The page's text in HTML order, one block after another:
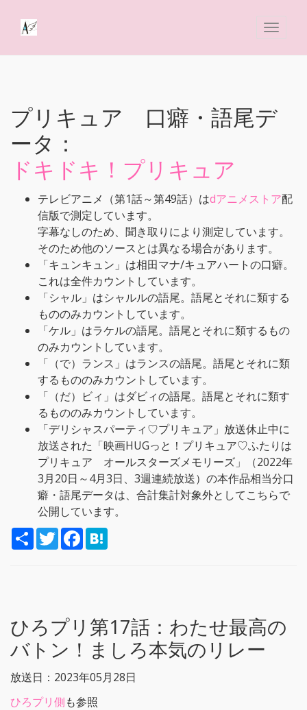
プリキュア 口癖・語尾デ
ータ：
ドキドキ！プリキュア
テレビアニメ（第1話～第49話）はdアニメストア配
信版で測定しています。
字幕なしのため、聞き取りにより測定しています。
そのため他のソースとは異なる場合があります。
「キュンキュン」は相田マナ/キュアハートの口癖。
これは全件カウントしています。
「シャル」はシャルルの語尾。語尾とそれに類する
もののみカウントしています。
「ケル」はラケルの語尾。語尾とそれに類するもの
のみカウントしています。
「（で）ランス」はランスの語尾。語尾とそれに類
するもののみカウントしています。
「（だ）ビィ」はダビィの語尾。語尾とそれに類す
るもののみカウントしています。
「デリシャスパーティ♡プリキュア」放送休止中に
放送された「映画HUGっと！プリキュア♡ふたりは
プリキュア オールスターズメモリーズ」（2022年
3月20日～4月3日、3週連続放送）の本作品相当分口
癖・語尾データは、合計集計対象外としてこちらで
公開しています。
S
h
T
w
F
a
ひろプリ第17話： わたせ最高の
バトン！ましろ本気のリレー
放送日：2023年05月28日
ひろプリ側も参照